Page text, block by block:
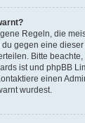
Regeln, die
gegen eine
Bitte
ist und phpBB
einen
wurdest.